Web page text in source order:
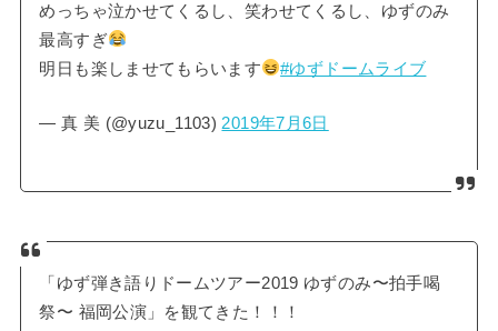
めっちゃ泣かせてくるし、笑わせてくるし、ゆずのみ
最高すぎ
明日も楽しませてもらいます
#ゆずドームライブ
— 真 美 (@yuzu_1103)2019年7月6日
「ゆず弾き語りドームツアー2019 ゆずのみ〜拍手喝
祭〜 福岡公演」を観てきた！！！